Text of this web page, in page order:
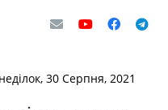
30 Серпня, 2021